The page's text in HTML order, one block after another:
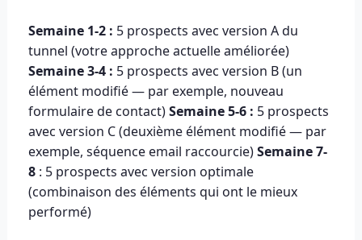
Semaine 1-2 : 5 prospects avec version A du
tunnel (votre approche actuelle améliorée)
Semaine 3-4 : 5 prospects avec version B (un
élément modifié — par exemple, nouveau
formulaire de contact)Semaine 5-6 : 5 prospects
avec version C (deuxième élément modifié — par
exemple, séquence email raccourcie)Semaine 7-
8 : 5 prospects avec version optimale
(combinaison des éléments qui ont le mieux
performé)